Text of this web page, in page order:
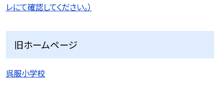
レにて確認してください。）
旧ホームページ
呉服小学校